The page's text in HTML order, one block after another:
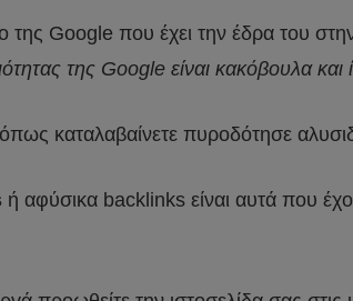
της Google που έχει την έδρα του
της Google είναι κακόβουλα
καταλαβαίνετε πυροδότησε
ή αφύσικα backlinks είναι αυτά που